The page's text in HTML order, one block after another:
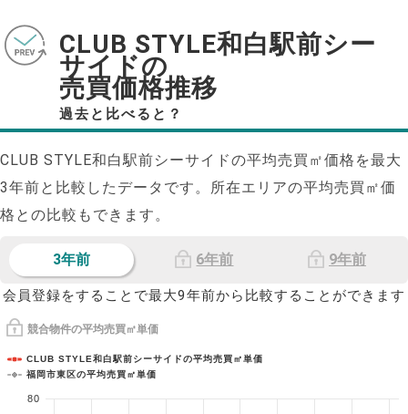
CLUB STYLE和白駅前シー
サイドの
売買価格推移
過去と比べると？
CLUB STYLE和白駅前シーサイドの平均売買㎡価格を最大
3年前と比較したデータです。所在エリアの平均売買㎡価
格との比較もできます。
3年前 6年前 9年前
会員登録をすることで最大9年前から比較することができます
競合物件の平均売買㎡単価
CLUB STYLE和白駅前シーサイドの平均売買㎡単価
福岡市東区の平均売買㎡単価
80